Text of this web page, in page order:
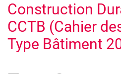
Construction
CCTB (Cahier
Type Bâtiment